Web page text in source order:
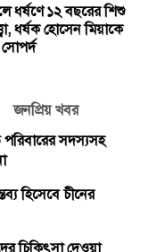
ধর্ষণে ১২ বছরের শিশু
ধর্ষক হোসেন মিয়াকে
জনপ্রিয় খবর
সদস্যসহ
হিসেবে চীনের
চিকিৎসা দেওয়া